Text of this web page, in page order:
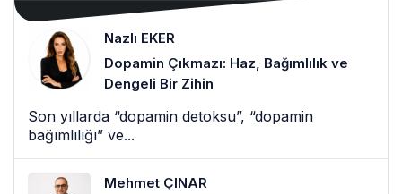
Nazlı EKER
Dopamin Çıkmazı: Haz, Bağımlılık ve
Dengeli Bir Zihin
Son yıllarda “dopamin detoksu”, “dopamin
bağımlılığı” ve...
Mehmet ÇINAR